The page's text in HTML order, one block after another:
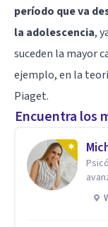
período que va
la adolescencia,
suceden la mayor
ejemplo, en la
Piaget.
Encuentra los